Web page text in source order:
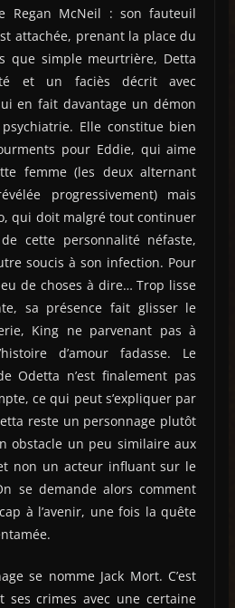
Regan McNeil : son fauteuil
attachée, prenant la place du
que simple meurtrière, Detta
et un faciès décrit avec
en fait davantage un démon
Elle constitue bien
pour Eddie, qui aime
femme (les deux alternant
progressivement) mais
qui doit malgré tout continuer
cette personnalité néfaste,
soucis à son infection. Pour
de choses à dire… Trop lisse
sa présence fait glisser le
King ne parvenant pas à
d’amour fadasse. Le
Odetta n’est finalement pas
ce qui peut s’expliquer par
reste un personnage plutôt
obstacle un peu similaire aux
non un acteur influant sur le
se demande alors comment
à l’avenir, une fois la quête
se nomme Jack Mort. C’est
ses crimes avec une certaine